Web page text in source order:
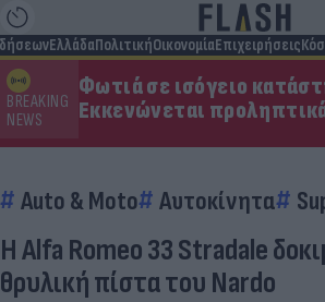
ΕλλάδαΠολιτικήΟικονομίαΕπιχειρήσεις
BREAKING
NEWS
Φωτιά σε ισόγειο
Εκκενώνεται
Auto & Moto Αυτοκίνητα
H Alfa Romeo 33 Stradale
θρυλική πίστα του Nardo